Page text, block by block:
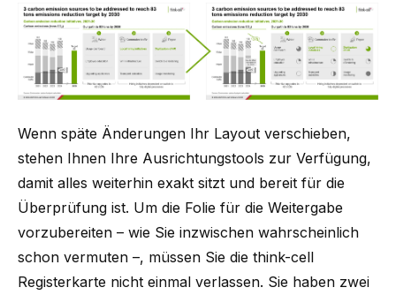
Wenn späte Änderungen Ihr Layout verschieben,
stehen Ihnen Ihre Ausrichtungstools zur Verfügung,
damit alles weiterhin exakt sitzt und bereit für die
Überprüfung ist. Um die Folie für die Weitergabe
vorzubereiten – wie Sie inzwischen wahrscheinlich
schon vermuten –, müssen Sie die think-cell
Registerkarte nicht einmal verlassen. Sie haben zwei